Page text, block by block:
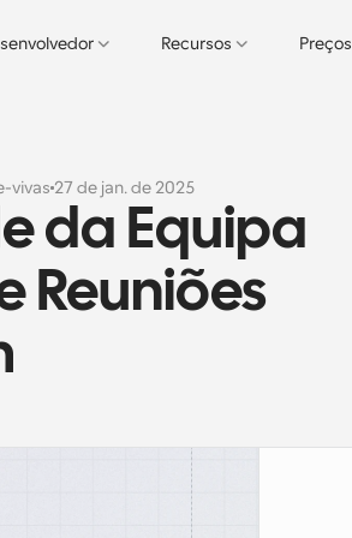
Recursos Preços
vivas 27 de jan. de 2025
da Equipa
Reuniões